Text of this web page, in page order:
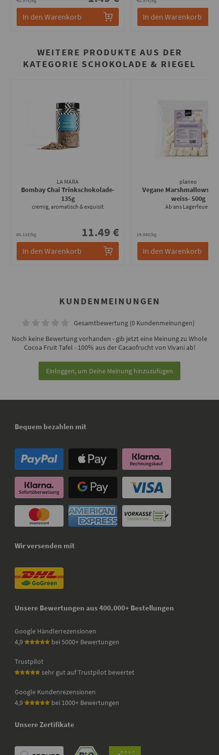
In den Warenkorb In den Warenkorb
WEITERE PRODUKTE AUS DER
KATEGORIE SCHOKOLADE & RIEGEL
LA MARA
Bombay Chai Trinkschokolade-
135g
cremig, aromatisch & exquisit
85.11€/kg 11.49 €
In den Warenkorb
planeo
Vegane Marshmallows -
weiss- 500g
Ab ans Lagerfeuer!
14.98€/kg
In den Warenkorb
KUNDENMEINUNGEN
Gesamtbewertung (0 Kundenmeinungen)
Noch keine Bewertung vorhanden - gib jetzt eine Meinung zu Whole
Cocoa Fruit Tafel - 100% aus der Cacaofrucht von Vivani ab!
Einloggen, um Deine Meinung hinzuzufügen
Bequem bezahlen mit
Wir versenden mit
Unsere Bewertungen aus 400.000+ Bestellungen
Google Händlerrezensionen
4,9
bei 5000+ Bewertungen
Trustpilot
sehr gut auf Trustpilot bewertet
Google Kundenrezensionen
4,9
bei 1000+ Bewertungen
Unsere Zertifikate